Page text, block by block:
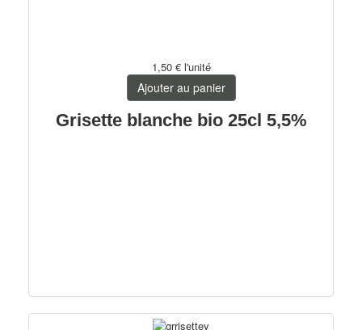
1,50 € l'unité
Ajouter au panier
Grisette blanche bio 25cl 5,5%